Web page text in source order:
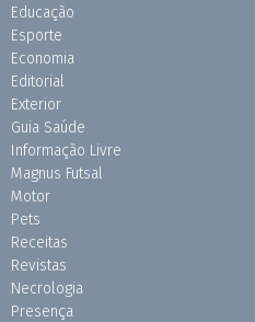
Educação
Esporte
Economia
Editorial
Exterior
Guia Saúde
Informação Livre
Magnus Futsal
Motor
Pets
Receitas
Revistas
Necrologia
Presença